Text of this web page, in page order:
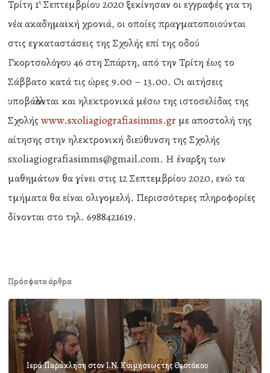
Τρίτη 1η Σεπτεμβρίου 2020 ξεκίνησαν οι εγγραφές για τη
νέα ακαδημαϊκή χρονιά, οι οποίες πραγματοποιούνται
στις εγκαταστάσεις της Σχολής επί της οδού
Γκορτσολόγου 46 στη Σπάρτη, από την Τρίτη έως το
Σάββατο κατά τις ώρες 9.00 – 13.00. Οι αιτήσεις
υποβάλλονται και ηλεκτρονικά μέσω της ιστοσελίδας της
Σχολήςwww.sxoliagiografiasimms.gr με αποστολή της
αίτησης στην ηλεκτρονική διεύθυνση της Σχολής
sxoliagiografiasimms@gmail.com. Η έναρξη των
μαθημάτων θα γίνει στις 12 Σεπτεμβρίου 2020, ενώ τα
τμήματα θα είναι ολιγομελή. Περισσότερες πληροφορίες
δίνονται στο τηλ. 6988421619.
Πρόσφατα άρθρα
Ιερά Παράκληση στον Ι.Ν. Κοιμήσεως της Θεοτόκου